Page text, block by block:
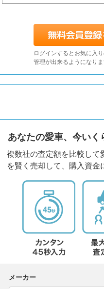
ログインするとお気に入
管理が出来るようになり
あなたの愛車、今いく
複数社の査定額を比較して
を賢く売却して、購入資金
メーカー